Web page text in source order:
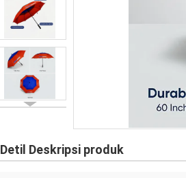
Detil Deskripsi produk